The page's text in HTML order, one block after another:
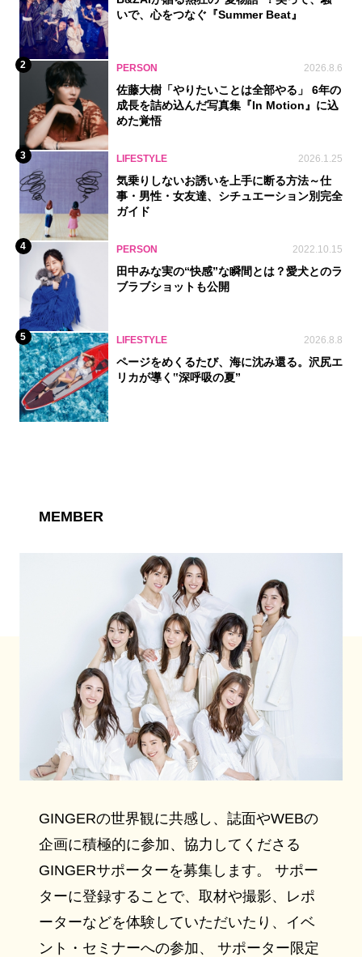
いで、心をつなぐ『Summer Beat』
2 PERSON 2026.8.6
佐藤大樹「やりたいことは全部やる」 6年の
成長を詰め込んだ写真集『In Motion』に込
めた覚悟
3 LIFESTYLE 2026.1.25
気乗りしないお誘いを上手に断る方法～仕
事・男性・女友達、シチュエーション別完全
ガイド
4 PERSON 2022.10.15
田中みな実の“快感”な瞬間とは？愛犬とのラ
ブラブショットも公開
5 LIFESTYLE 2026.8.8
ページをめくるたび、海に沈み還る。沢尻エ
リカが導く‟深呼吸の夏”
MEMBER
GINGERの世界観に共感し、誌面やWEBの
企画に積極的に参加、協力してくださる
GINGERサポーターを募集します。 サポー
ターに登録することで、取材や撮影、レポ
ーターなどを体験していただいたり、イベ
ント・セミナーへの参加、 サポーター限定